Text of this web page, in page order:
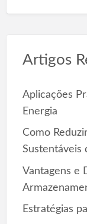
a
h
o
r
Artigos
Aplicações
Energia
Como
Sustentáveis
Vantagens e
Estratégias